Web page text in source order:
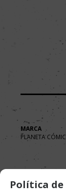
MARCA
PLANETA CÓMIC
Política de